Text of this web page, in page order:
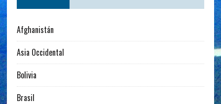
Afghanistán
Asia Occidental
Bolivia
Brasil